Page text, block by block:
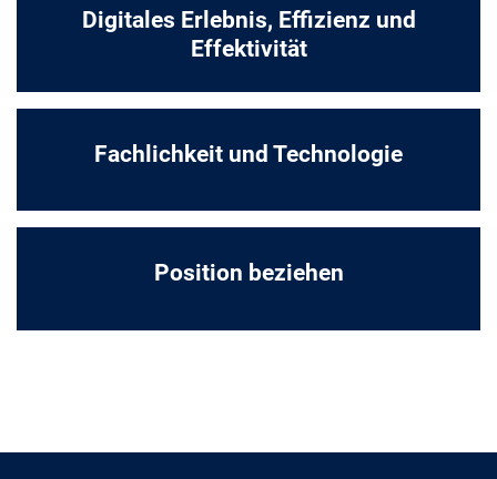
Digitales Erlebnis, Effizienz und
Effektivität
Fachlichkeit und Technologie
Position beziehen